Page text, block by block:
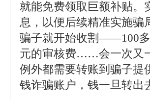
就能免费领取巨额补贴。
息，以便后续精准实施骗
骗子就开始收割——100
元的审核费……会一次又
例外都需要转账到骗子提
钱诈骗账户，钱一旦转出